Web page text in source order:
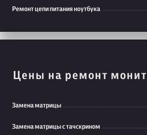
Ремонт цепи питания ноутбука
Цены на ремонт
Замена матрицы
Замена матрицы с тачскрином